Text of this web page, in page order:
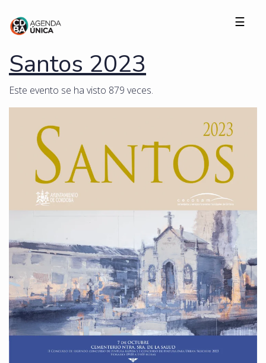
☰
Santos 2023
Este evento se ha visto 879 veces.